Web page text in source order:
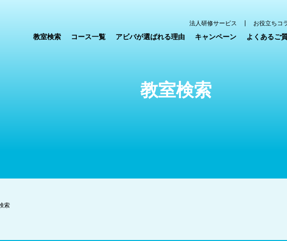
法人研修サービス お役立ちコ
教室検索 コース一覧 アビバが選ばれる理由 キャンペーン よくあるご
教室検索
索